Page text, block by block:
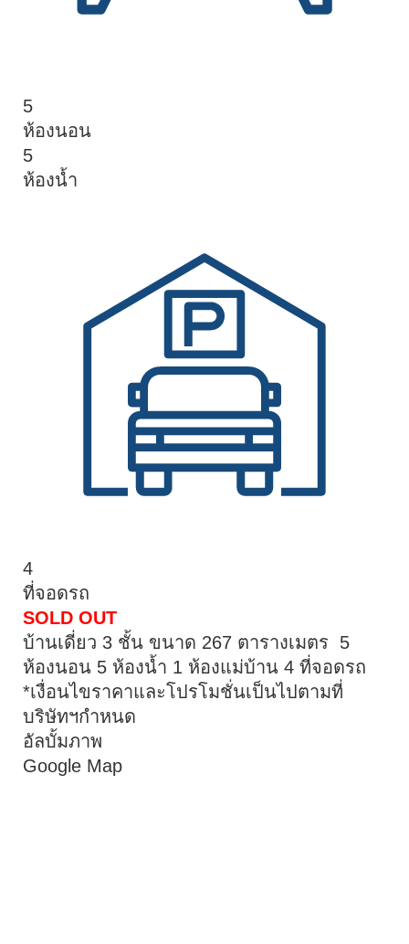
5
ห้องนอน
5
ห้องน้ำ
4
ที่จอดรถ
SOLD OUT
บ้านเดี่ยว 3 ชั้น ขนาด 267 ตารางเมตร 5
ห้องนอน 5 ห้องน้ำ 1 ห้องแม่บ้าน 4 ที่จอดรถ
*เงื่อนไขราคาและโปรโมชั่นเป็นไปตามที่
บริษัทฯกำหนด
อัลบั้มภาพ
Google Map